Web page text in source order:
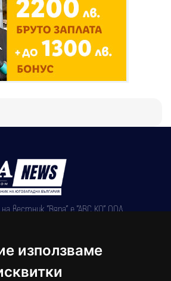
използваме
вестник "Вяра" е "АВС КО" ООД,
година.
43